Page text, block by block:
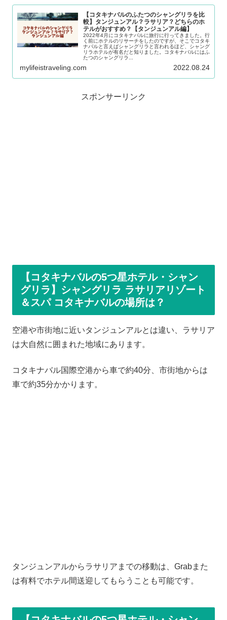
【コタキナバルのふたつのシャングリラを比
較】タンジュンアル？ラサリア？どちらのホ
テルがおすすめ？【タンジュンアル編】
2022年4月にコタキナバルに旅行に行ってきました。行
く前にホテルのリサーチをしたのですが、そこでコタキ
ナバルと言えばシャングリラと言われるほど、シャング
リラホテルが有名だと知りました。コタキナバルにはふ
たつのシャングリラ...
mylifeistraveling.com 2022.08.24
スポンサーリンク
【コタキナバルの5つ星ホテル・シャン
グリラ】シャングリラ ラサリアリゾート
＆スパ コタキナバルの場所は？
空港や市街地に近いタンジュンアルとは違い、ラサリア
は大自然に囲まれた地域にあります。
コタキナバル国際空港から車で約40分、市街地からは
車で約35分かかります。
タンジュンアルからラサリアまでの移動は、Grabまた
は有料でホテル間送迎してもらうことも可能です。